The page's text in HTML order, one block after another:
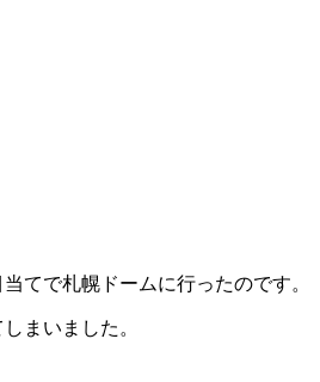
てで札幌ドームに行ったのです。
まいました。